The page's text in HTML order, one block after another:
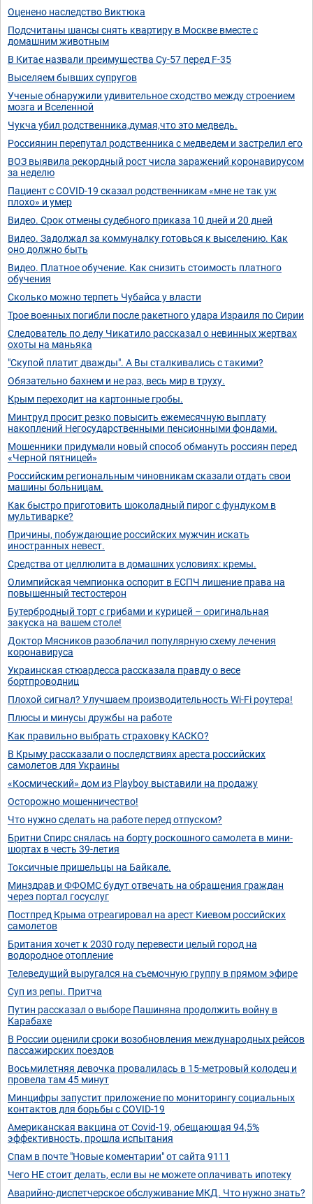
Оценено наследство Виктюка
Подсчитаны шансы снять квартиру в Москве вместе с
домашним животным
В Китае назвали преимущества Су-57 перед F-35
Выселяем бывших супругов
Ученые обнаружили удивительное сходство между строением
мозга и Вселенной
Чукча убил родственника,думая,что это медведь.
Россиянин перепутал родственника с медведем и застрелил его
ВОЗ выявила рекордный рост числа заражений коронавирусом
за неделю
Пациент с COVID-19 сказал родственникам «мне не так уж
плохо» и умер
Видео. Срок отмены судебного приказа 10 дней и 20 дней
Видео. Задолжал за коммуналку готовься к выселению. Как
оно должно быть
Видео. Платное обучение. Как снизить стоимость платного
обучения
Сколько можно терпеть Чубайса у власти
Трое военных погибли после ракетного удара Израиля по Сирии
Следователь по делу Чикатило рассказал о невинных жертвах
охоты на маньяка
"Скупой платит дважды". А Вы сталкивались с такими?
Обязательно бахнем и не раз, весь мир в труху.
Крым переходит на картонные гробы.
Минтруд просит резко повысить ежемесячную выплату
накоплений Негосударственными пенсионными фондами.
Мошенники придумали новый способ обмануть россиян перед
«Черной пятницей»
Российским региональным чиновникам сказали отдать свои
машины больницам.
Как быстро приготовить шоколадный пирог с фундуком в
мультиварке?
Причины, побуждающие российских мужчин искать
иностранных невест.
Средства от целлюлита в домашних условиях: кремы.
Олимпийская чемпионка оспорит в ЕСПЧ лишение права на
повышенный тестостерон
Бутербродный торт с грибами и курицей – оригинальная
закуска на вашем столе!
Доктор Мясников разоблачил популярную схему лечения
коронавируса
Украинская стюардесса рассказала правду о весе
бортпроводниц
Плохой сигнал? Улучшаем производительность Wi-Fi роутера!
Плюсы и минусы дружбы на работе
Как правильно выбрать страховку КАСКО?
В Крыму рассказали о последствиях ареста российских
самолетов для Украины
«Космический» дом из Playboy выставили на продажу
Осторожно мошенничество!
Что нужно сделать на работе перед отпуском?
Бритни Спирс снялась на борту роскошного самолета в мини-
шортах в честь 39-летия
Токсичные пришельцы на Байкале.
Минздрав и ФФОМС будут отвечать на обращения граждан
через портал госуслуг
Постпред Крыма отреагировал на арест Киевом российских
самолетов
Британия хочет к 2030 году перевести целый город на
водородное отопление
Телеведущий выругался на съемочную группу в прямом эфире
Суп из репы. Притча
Путин рассказал о выборе Пашиняна продолжить войну в
Карабахе
В России оценили сроки возобновления международных рейсов
пассажирских поездов
Восьмилетняя девочка провалилась в 15-метровый колодец и
провела там 45 минут
Минцифры запустит приложение по мониторингу социальных
контактов для борьбы с COVID-19
Американская вакцина от Covid-19, обещающая 94,5%
эффективность, прошла испытания
Спам в почте "Новые коментарии" от сайта 9111
Чего НЕ стоит делать, если вы не можете оплачивать ипотеку
Аварийно-диспетчерское обслуживание МКД. Что нужно знать?